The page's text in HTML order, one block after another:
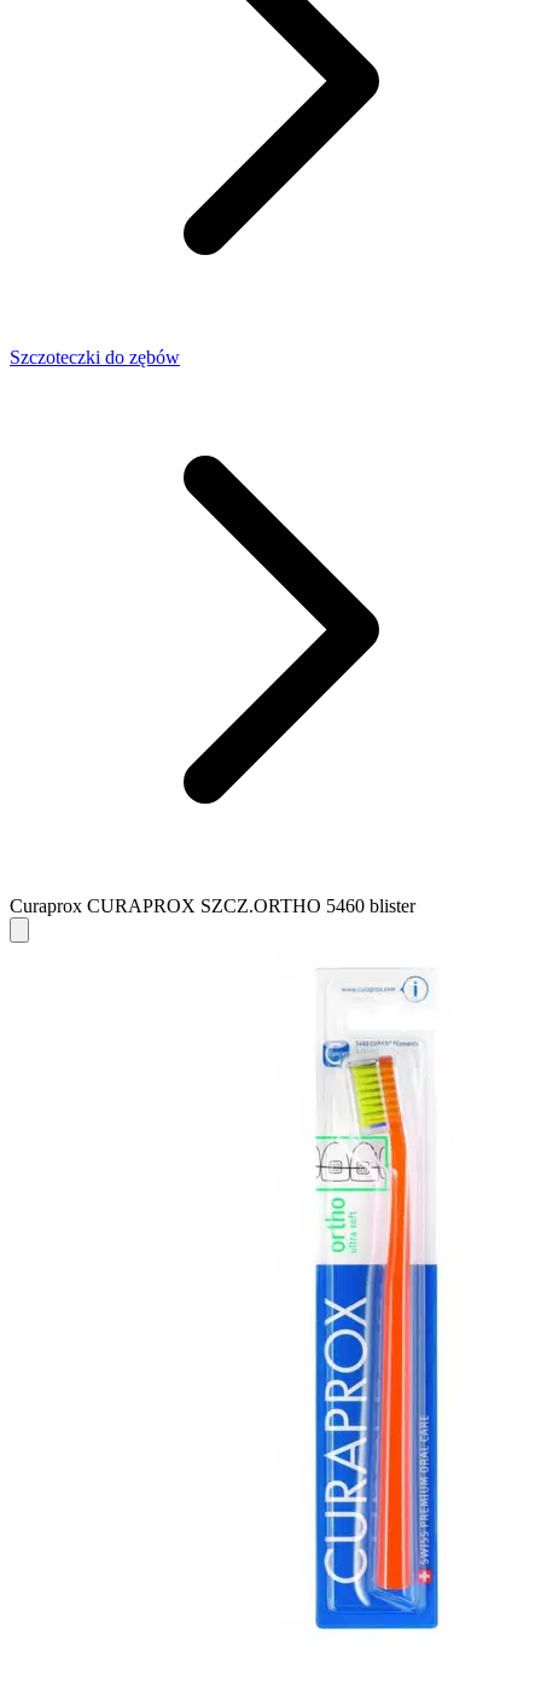
Szczoteczki do zębów
Curaprox CURAPROX SZCZ.ORTHO 5460 blister